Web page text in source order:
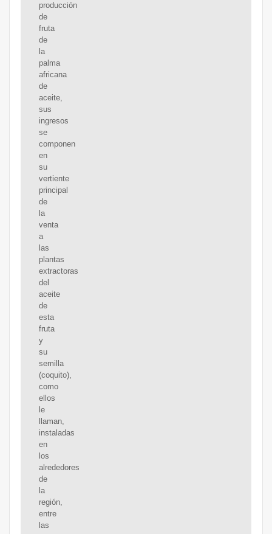
producción
de
fruta
de
la
palma
africana
de
aceite,
sus
ingresos
se
componen
en
su
vertiente
principal
de
la
venta
a
las
plantas
extractoras
del
aceite
de
esta
fruta
y
su
semilla
(coquito),
como
ellos
le
llaman,
instaladas
en
los
alrededores
de
la
región,
entre
las